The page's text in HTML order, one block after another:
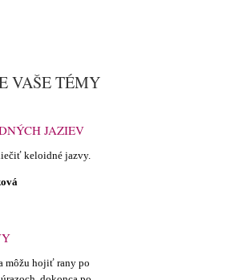
VAŠE TÉMY
JAZIEV
keloidné jazvy.
môžu hojiť rany po